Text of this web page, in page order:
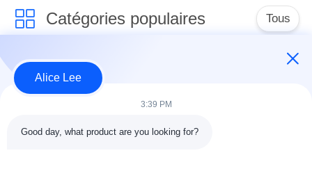
Catégories populaires Tous
construction de
structure métallique
en acier
architectural
Alice Lee
3:39 PM
Good day, what product are you looking for?